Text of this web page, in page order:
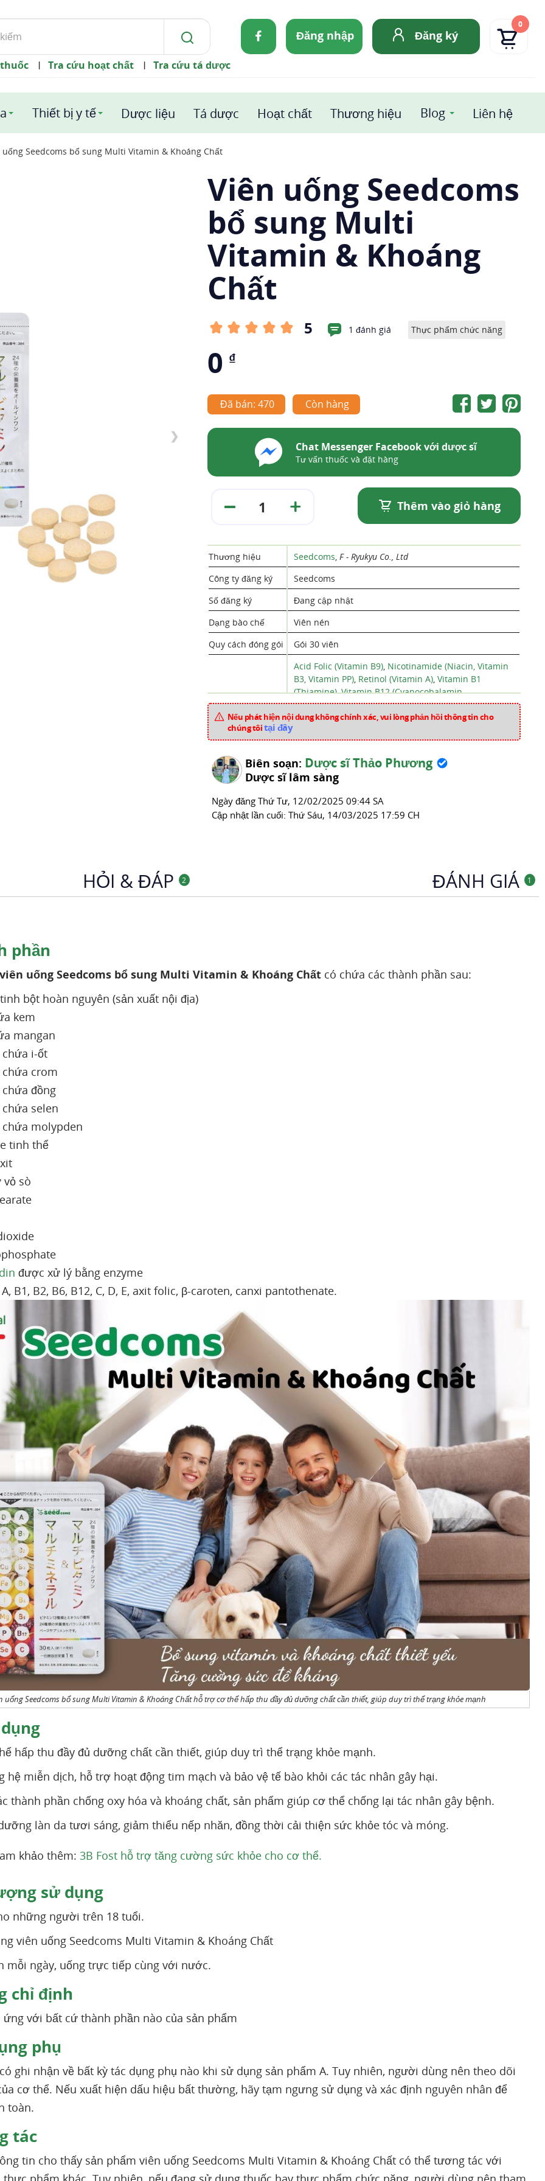
Đăng nhập Đăng ký
0
| Tra cứu hoạt chất | Tra cứu tá dược
Thiết bị y tế Dược liệu Tá dược Hoạt chất Thương hiệu Blog Liên hệ
uống Seedcoms bổ sung Multi Vitamin & Khoáng Chất
❯
Viên uống Seedcoms
bổ sung Multi
Vitamin & Khoáng
Chất
5 1 đánh giá Thực phẩm chức năng
0 ₫
Đã bán: 470 Còn hàng
Chat Messenger Facebook với dược sĩ
Tư vấn thuốc và đặt hàng
Thêm vào giỏ hàng
Thương hiệu Seedcoms, F - Ryukyu Co., Ltd
Công ty đăng ký
Seedcoms
Số đăng ký
Đang cập nhật
Dạng bào chế
Viên nén
Quy cách đóng gói
Gói 30 viên
Hoạt chất
Acid Folic (Vitamin B9), Nicotinamide (Niacin, Vitamin
B3, Vitamin PP), Retinol (Vitamin A), Vitamin B1
(Thiamine),Vitamin B12 (Cyanocobalamin,
Mecobalamin),Vitamin B2 (Riboflavin),Vitamin B6
(Pyridoxine hydrochloride),Vitamin C (Acid Ascorbic)
Hesperidin,Đồng,Mangan,Iod,Calci (Canxi),
Magnesium Oxide ,Molypden (Molybdenum)
Pantothenate (Calcium D - Pantothenate)
(III) Pyrophosphat
Tá dược
Silic (Silicon) ,Cellulose Bột
Xuất xứ
Nếu phát hiện nội dung không chính xác, vui lòng phản hồi thông tin cho
chúng tôitại đây
Biên soạn: Dược sĩ Thảo Phương
Dược sĩ lâm sàng
Ngày đăng Thứ Tư, 12/02/2025 09:44 SA
Cập nhật lần cuối: Thứ Sáu, 14/03/2025 17:59 CH
HỎI & ĐÁP 2 ĐÁNH GIÁ 1
phần
viên uống Seedcoms bổ sung Multi Vitamin & Khoáng Chất có chứa các thành phần sau:
bột hoàn nguyên (sản xuất nội địa)
kem
mangan
i-ốt
crom
đồng
selen
molypden
tinh thể
vỏ sò
được xử lý bằng enzyme
B1, B2, B6, B12, C, D, E, axit folic, β-caroten, canxi pantothenate.
uống Seedcoms bổ sung Multi Vitamin & Khoáng Chất hỗ trợ cơ thể hấp thu đầy đủ dưỡng chất cần thiết, giúp duy trì thể trạng khỏe mạnh
hấp thu đầy đủ dưỡng chất cần thiết, giúp duy trì thể trạng khỏe mạnh.
hệ miễn dịch, hỗ trợ hoạt động tim mạch và bảo vệ tế bào khỏi các tác nhân gây hại.
thành phần chống oxy hóa và khoáng chất, sản phẩm giúp cơ thể chống lại tác nhân gây bệnh.
làn da tươi sáng, giảm thiểu nếp nhăn, đồng thời cải thiện sức khỏe tóc và móng.
khảo thêm: 3B Fost hỗ trợ tăng cường sức khỏe cho cơ thể.
sử dụng
những người trên 18 tuổi.
viên uống Seedcoms Multi Vitamin & Khoáng Chất
mỗi ngày, uống trực tiếp cùng với nước.
chỉ định
với bất cứ thành phần nào của sản phẩm
phụ
ghi nhận về bất kỳ tác dụng phụ nào khi sử dụng sản phẩm A. Tuy nhiên, người dùng nên theo dõi
cơ thể. Nếu xuất hiện dấu hiệu bất thường, hãy tạm ngưng sử dụng và xác định nguyên nhân để
toàn.
tác
tin cho thấy sản phẩm viên uống Seedcoms Multi Vitamin & Khoáng Chất có thể tương tác với